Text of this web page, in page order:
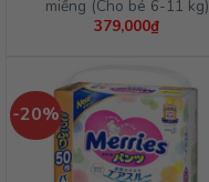
miếng (Cho bé 6-11 kg)
379,000₫
-20%